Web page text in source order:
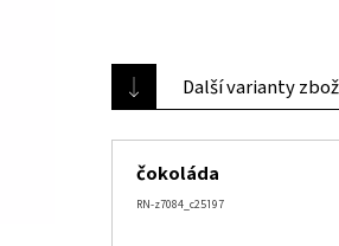
Další varianty
čokoláda
RN-z7084_c25197